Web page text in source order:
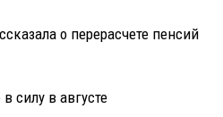
о перерасчете пенсий
силу в августе